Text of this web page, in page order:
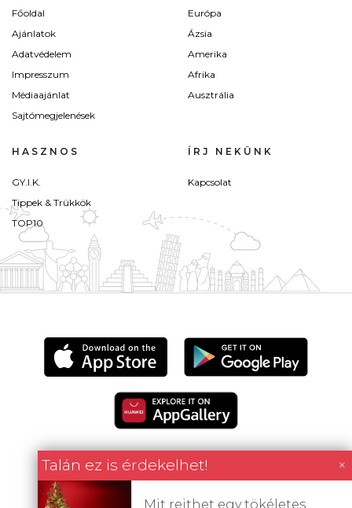
Talán ez is érdekelhet! ×
Mit rejthet egy tökéletes
Főoldal
Ajánlatok
Adatvédelem
Impresszum
Médiaajánlat
Sajtómegjelenések
Európa
Ázsia
Amerika
Afrika
Ausztrália
HASZNOS
GY.I.K.
Tippek & Trükkök
TOP10
ÍRJ NEKÜNK
Kapcsolat
Minden tartalom jogvédett © 2026 Utazómajom.